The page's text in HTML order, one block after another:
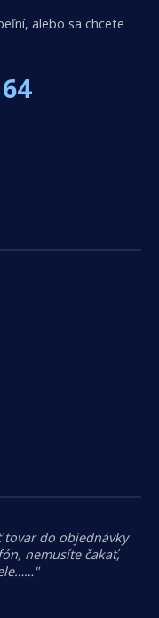
alebo sa chcete
tovar do objednávky
nemusíte čakať,